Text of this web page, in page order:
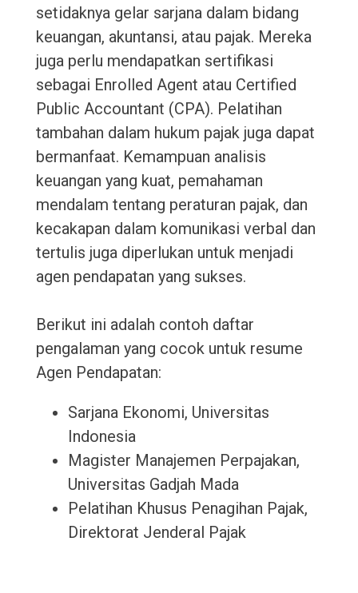
setidaknya gelar sarjana dalam bidang
keuangan, akuntansi, atau pajak. Mereka
juga perlu mendapatkan sertifikasi
sebagai Enrolled Agent atau Certified
Public Accountant (CPA). Pelatihan
tambahan dalam hukum pajak juga dapat
bermanfaat. Kemampuan analisis
keuangan yang kuat, pemahaman
mendalam tentang peraturan pajak, dan
kecakapan dalam komunikasi verbal dan
tertulis juga diperlukan untuk menjadi
agen pendapatan yang sukses.
Berikut ini adalah contoh daftar
pengalaman yang cocok untuk resume
Agen Pendapatan:
Sarjana Ekonomi, Universitas
Indonesia
Magister Manajemen Perpajakan,
Universitas Gadjah Mada
Pelatihan Khusus Penagihan Pajak,
Direktorat Jenderal Pajak